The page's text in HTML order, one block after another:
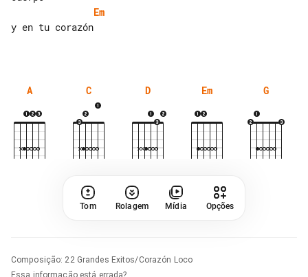
Em
y en tu corazón
A C D Em G
Tom Rolagem Mídia Opções
Composição: 22 Grandes Exitos/Corazón Loco
Essa informação está errada?